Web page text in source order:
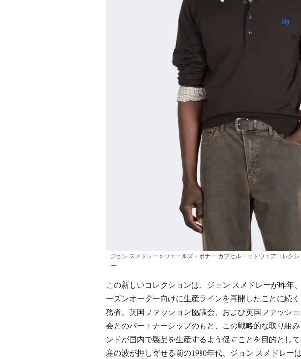
ジョン スメドレー x ウェールズ・ボナー カプセルニットウェアコレクシ
ー
この新しいコレクションは、ジョン スメドレーが昨年
ーズンオーダー向けに生産ラインを再開したことに続
務省、英国ファッション協議会、および英国ファッシ
会とのパートナーシップのもと、この戦略的な取り組
ンドが国内で製品を生産するよう促すことを目的とし
産の波が押し寄せる前の1980年代、ジョン スメドレー